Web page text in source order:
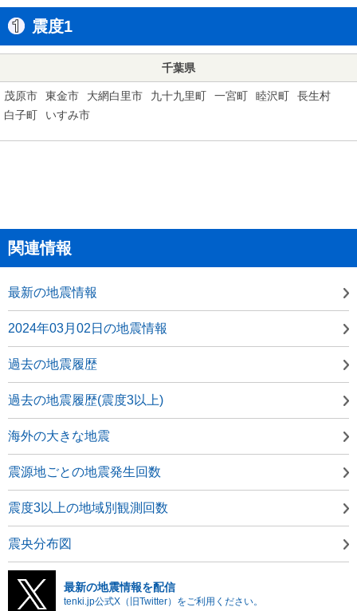
震度1
千葉県
茂原市 東金市 大網白里市 九十九里町 一宮町 睦沢町
長生村
白子町
いすみ市
関連情報
最新の地震情報
2024年03月02日の地震情報
過去の地震履歴
過去の地震履歴(震度3以上)
海外の大きな地震
震源地ごとの地震発生回数
震度3以上の地域別観測回数
震央分布図
最新の地震情報を配信
tenki.jp公式X（旧Twitter）をご利用ください。